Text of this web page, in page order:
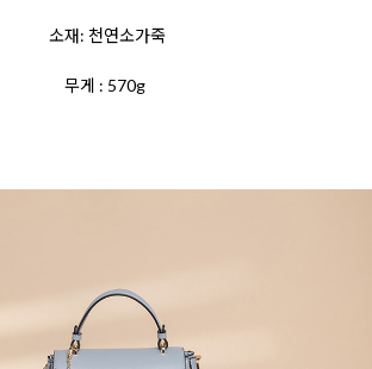
소재: 천연소가죽
무게 : 570g